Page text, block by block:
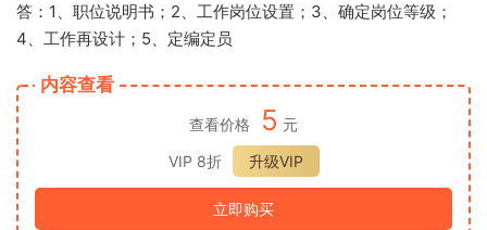
答：1、职位说明书；2、工作岗位设置；3、确定岗位等级；
4、工作再设计；5、定编定员
内容查看
查看价格 5 元
VIP 8折
升级VIP
立即购买